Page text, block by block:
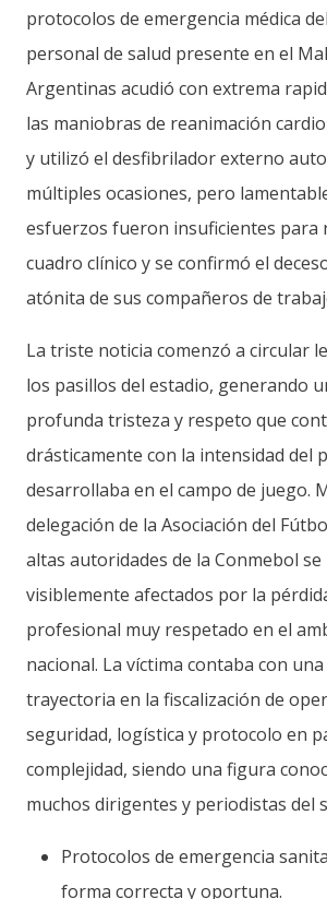
protocolos de emergencia médica
personal de salud presente en el
Argentinas acudió con extrema
las maniobras de reanimación
y utilizó el desfibrilador externo
múltiples ocasiones, pero
esfuerzos fueron insuficientes para
cuadro clínico y se confirmó el
atónita de sus compañeros de
La triste noticia comenzó a circular
los pasillos del estadio, generando
profunda tristeza y respeto que
drásticamente con la intensidad del
desarrollaba en el campo de juego.
delegación de la Asociación del
altas autoridades de la Conmebol
visiblemente afectados por la
profesional muy respetado en el
nacional. La víctima contaba con
trayectoria en la fiscalización de
seguridad, logística y protocolo en
complejidad, siendo una figura
muchos dirigentes y periodistas del
Protocolos de emergencia
forma correcta y oportuna.